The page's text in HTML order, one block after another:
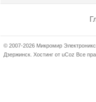
© 2007-2026 Микромир Электроникс
Дзержинск. Хостинг от uCoz Все